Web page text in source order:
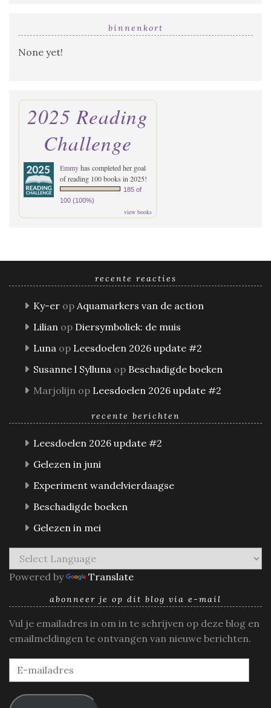
binnenkort
None yet!
2025 Reading
Challenge
Emmyhas completed her goal
of reading 100 books in 2025!
185 of
100 (100%)
view books
recente reacties
Ky-er op Aquamarkers van de action
Lilian op Diersymboliek: de muis
Luna op Leesdoelen 2026 update #2
Susanne l Sylluna op Beschadigde boeken
Marjolijn op Leesdoelen 2026 update #2
recente berichten
Leesdoelen 2026 update #2
Gelezen in juni
Experiment wandelvierdaagse
Beschadigde boeken
Gelezen in mei
Powered by Translate
abonneer je op dit blog via e-mail
Vul je emailadres in om in te schrijven op deze blog en
emailmeldingen te ontvangen van nieuwe berichten.
E-
mailadres